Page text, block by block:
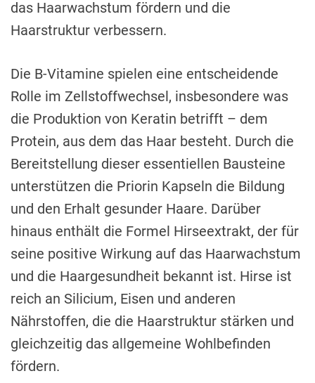
das Haarwachstum fördern und die
Haarstruktur verbessern.
Die B-Vitamine spielen eine entscheidende
Rolle im Zellstoffwechsel, insbesondere was
die Produktion von Keratin betrifft – dem
Protein, aus dem das Haar besteht. Durch die
Bereitstellung dieser essentiellen Bausteine
unterstützen die Priorin Kapseln die Bildung
und den Erhalt gesunder Haare. Darüber
hinaus enthält die Formel Hirseextrakt, der für
seine positive Wirkung auf das Haarwachstum
und die Haargesundheit bekannt ist. Hirse ist
reich an Silicium, Eisen und anderen
Nährstoffen, die die Haarstruktur stärken und
gleichzeitig das allgemeine Wohlbefinden
fördern.